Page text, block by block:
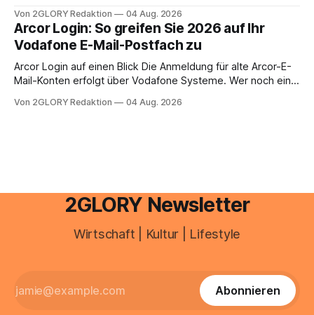
abwesenheiten und die gesamte kommunikation rund um
Ihr personal digital zu organisieren. In diesem Leitfaden
erfahren Sie alles, was Sie für einen reibungslosen Einstieg
brauchen, von der Registrierung
Von 2GLORY Redaktion 04 Aug. 2026
Arcor Login: So greifen Sie 2026 auf Ihr
Vodafone E-Mail-Postfach zu
Arcor Login auf einen Blick Die Anmeldung für alte Arcor-E-
Mail-Konten erfolgt über Vodafone Systeme. Wer noch eine
besitzt, loggt sich heute über das Vodafone E-Mail & Cloud
Von 2GLORY Redaktion 04 Aug. 2026
2GLORY Newsletter
Wirtschaft | Kultur | Lifestyle
Abonnieren